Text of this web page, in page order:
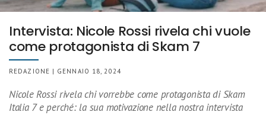
Intervista: Nicole Rossi rivela chi vuole
come protagonista di Skam 7
REDAZIONE | GENNAIO 18, 2024
Nicole Rossi rivela chi vorrebbe come protagonista di Skam
Italia 7 e perché: la sua motivazione nella nostra intervista